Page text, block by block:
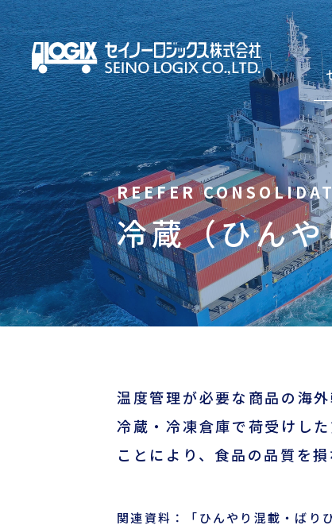
セイノーロジックス
サービス
輸出海上混載輸送（LCL）
輸入海上混載輸送（LCL）
Asian Express
事例
冷蔵（ひん
温度管理が必要な商品の海
冷蔵・冷凍倉庫で荷受けし
ことにより、食品の品質を
関連資料：「ひんやり混載・ばり